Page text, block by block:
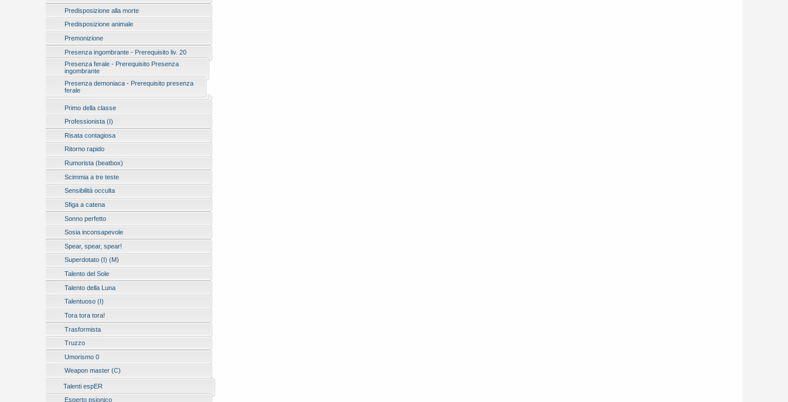
Predisposizione alla morte
Predisposizione animale
Premonizione
Presenza ingombrante - Prerequisito liv. 20
Presenza ferale - Prerequisito Presenza
ingombrante
Presenza demoniaca - Prerequisito presenza
ferale
Primo della classe
Professionista (I)
Risata contagiosa
Ritorno rapido
Rumorista (beatbox)
Scimmia a tre teste
Sensibilità occulta
Sfiga a catena
Sonno perfetto
Sosia inconsapevole
Spear, spear, spear!
Superdotato (I) (M)
Talento del Sole
Talento della Luna
Talentuoso (I)
Tora tora tora!
Trasformista
Truzzo
Umorismo 0
Weapon master (C)
Talenti espER
Esperto psionico